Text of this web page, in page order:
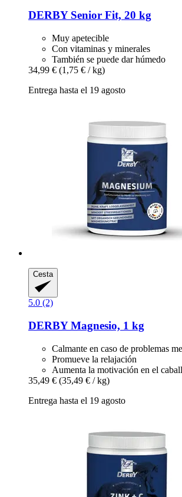
DERBYSenior Fit, 20 kg
Muy apetecible
Con vitaminas y minerales
También se puede dar húmedo
34,99 € (1,75 € / kg)
Entrega hasta el 19 agosto
Cesta
5.0 (2)
DERBYMagnesio, 1 kg
Calmante en caso de problemas
Promueve la relajación
Aumenta la motivación en el
35,49 € (35,49 € / kg)
Entrega hasta el 19 agosto